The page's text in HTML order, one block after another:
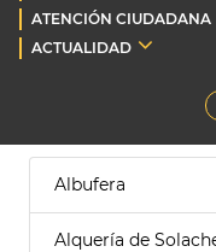
ATENCIÓN CIUDADANA
ACTUALIDAD
Albufera
Alquería de